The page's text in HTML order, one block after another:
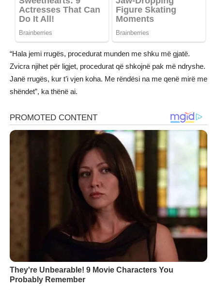
“Hala jemi rrugës, procedurat munden me shku më gjatë.
Zvicra njihet për ligjet, procedurat që shkojnë pak më ndryshe.
Janë rrugës, kur t’i vjen koha. Me rëndësi na me qenë mirë me
shëndet”, ka thënë ai.